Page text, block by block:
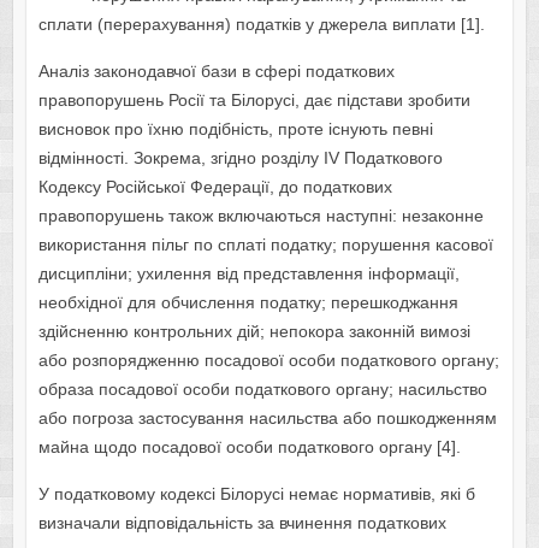
сплати (перерахування) податків у джерела виплати [1].
Аналіз законодавчої бази в сфері податкових
правопорушень Росії та Білорусі, дає підстави зробити
висновок про їхню подібність, проте існують певні
відмінності. Зокрема, згідно розділу IV Податкового
Кодексу Російської Федерації, до податкових
правопорушень також включаються наступні: незаконне
використання пільг по сплаті податку; порушення касової
дисципліни; ухилення від представлення інформації,
необхідної для обчислення податку; перешкоджання
здійсненню контрольних дій; непокора законній вимозі
або розпорядженню посадової особи податкового органу;
образа посадової особи податкового органу; насильство
або погроза застосування насильства або пошкодженням
майна щодо посадової особи податкового органу [4].
У податковому кодексі Білорусі немає нормативів, які б
визначали відповідальність за вчинення податкових